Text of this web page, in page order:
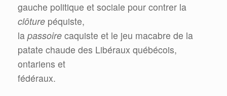
gauche politique et sociale pour contrer la
clôture péquiste,
la passoire caquiste et le jeu macabre de la
patate chaude des Libéraux québécois,
ontariens et
fédéraux.